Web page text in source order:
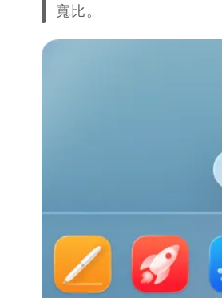
寬比。